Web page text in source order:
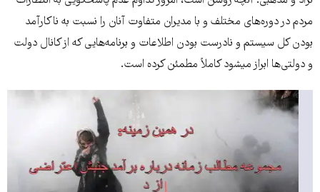
مردم در دوره‌های مختلف و با مدیران متفاوت آنان را نسبت به ناکارآمد
بودن کل سیستم و نادرست بودن اطلاعات و برنامه‌هایی که از کانال دولت
و دولتی‌ها ابراز میشود کاملاً مطمئن کرده است.